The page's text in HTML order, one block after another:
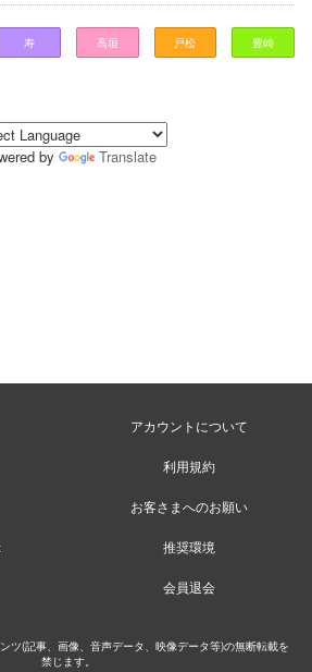
寿 高垣 戸松 豊崎
by Translate
アカウントについて
利用規約
お客さまへのお願い
推奨環境
会員退会
ツ(記事、画像、音声データ、映像データ等)の無断転載を
禁じます。